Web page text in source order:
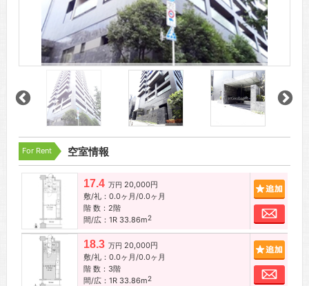
For Rent 空室情報
17.4 万円 20,000円
敷/礼：0.0ヶ月/0.0ヶ月
階 数：2階
間/広：1R 33.86m2
お問
18.3 万円 20,000円
敷/礼：0.0ヶ月/0.0ヶ月
階 数：3階
間/広：1R 33.86m2
お問